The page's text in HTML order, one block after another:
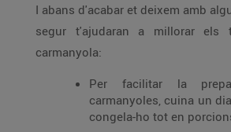
I abans d'acabar et deixem amb
segur t'ajudaran a millorar els
carmanyola:
Per facilitar la
carmanyoles, cuina un
congela-ho tot en